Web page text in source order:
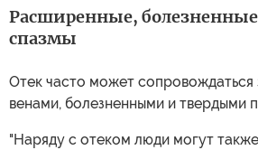
Расширенные,
спазмы
Отек часто может
венами, болезненными и твердыми
"Наряду с отеком люди могут